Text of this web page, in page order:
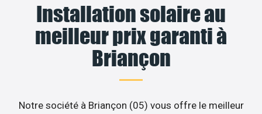
Installation solaire au
meilleur prix garanti à
Briançon
Notre société à Briançon (05) vous offre le meilleur